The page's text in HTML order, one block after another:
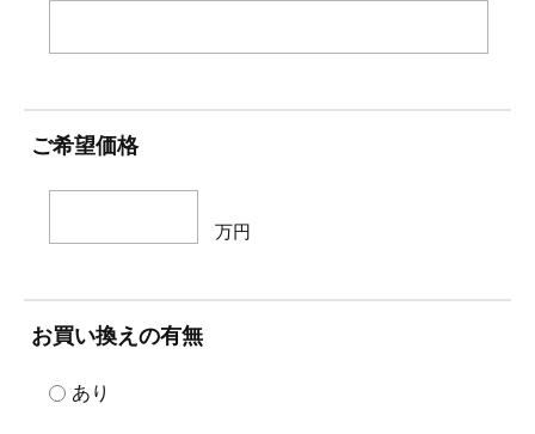
ご希望価格
万円
お買い換えの有無
あり